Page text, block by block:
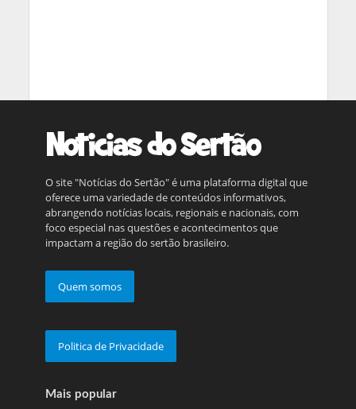
O site "Notícias do Sertão" é uma plataforma digital que
oferece uma variedade de conteúdos informativos,
abrangendo notícias locais, regionais e nacionais, com
foco especial nas questões e acontecimentos que
impactam a região do sertão brasileiro.
Quem somos
Politica de Privacidade
Mais popular